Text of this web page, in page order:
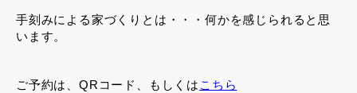
手刻みによる家づくりとは・・・何かを感じられると思
います。
ご予約は、QRコード、もしくは こちら